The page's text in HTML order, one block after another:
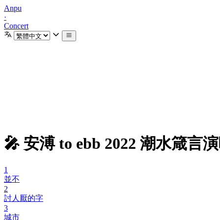
Anpu
·
Concert
🎤 安溥 to ebb 2022 潮水箴言
1
並不
2
討人厭的字
3
城市